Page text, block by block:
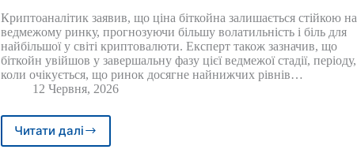
по
Ірану
та
сигналізує
про
мирну
Криптоаналітик заявив, що ціна біткойна залишається стійкою на
ведмежому ринку, прогнозуючи більшу волатильність і біль для
найбільшої у світі криптовалюти. Експерт також зазначив, що
біткойн увійшов у завершальну фазу цієї ведмежої стадії, періоду,
коли очікується, що ринок досягне найнижчих рівнів…
12 Червня, 2026
Читати далі
Аналітик